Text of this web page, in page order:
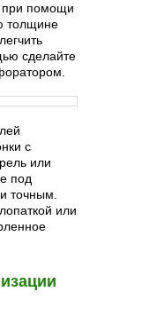
при помощи
толщине
сделайте
с
или
под
точным.
или